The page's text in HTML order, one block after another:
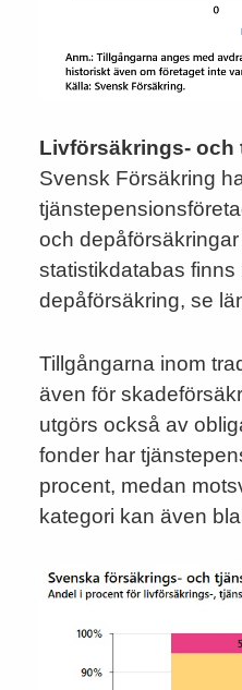
Livförsäkrings- och
Svensk Försäkring
och
statistikdatabas
depåförsäkring, se
Tillgångarna inom
även för
utgörs också av
fonder har
procent, medan
kategori kan även